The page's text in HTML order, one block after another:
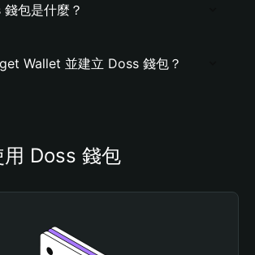
包是什麼？
Wallet 並建立 Doss 錢包？
Doss 錢包